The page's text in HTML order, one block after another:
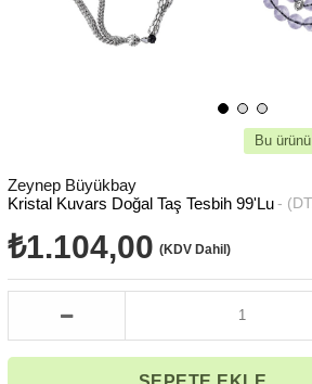
Bu
Zeynep Büyükbay
Kristal Kuvars Doğal Taş Tesbih 99'Lu
₺1.104,00 (KDV Dahil)